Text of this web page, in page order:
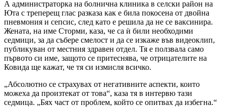
А администраторка на болнична клиника в селски район на
Юта с треперещ глас разказа как е била покосена от двойна
пневмония и сепсис, след като е решила да не се ваксинира.
Жената, на име Сторми, каза, че са ѝ били необходими
седмици, за да събере смелост и да се изкаже във видеоклип,
публикуван от местния здравен отдел. Тя е ползвала само
първото си име, защото се притеснява, че отрицателите на
Ковида ще кажат, че тя си измисля всичко.
„Абсолютно се страхувах от негативните аспекти, които
можеха да произтекат от това“, каза тя в интервю тази
седмица. „Бях част от проблем, който се опитвах да избегна.“